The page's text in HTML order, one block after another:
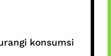
konsumsi